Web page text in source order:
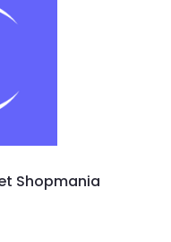
Shopmania